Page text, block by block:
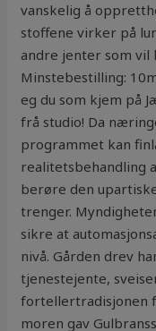
vanskelig å
stoffene virker på
andre jenter som vil
Minstebestilling:
eg du som kjem på
frå studio! Da
programmet kan
realitetsbehandling
berøre den
trenger.
sikre at
nivå. Gården drev
tjenestejente,
fortellertradisjonen
moren gav